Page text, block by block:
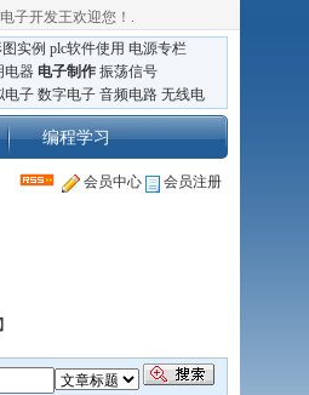
子开发王欢迎您！ .
实例 plc软件使用 电源专栏
电器 电子制作 振荡信号
电子 数字电子 音频电路 无线电
编程学习
会员中心 会员注册